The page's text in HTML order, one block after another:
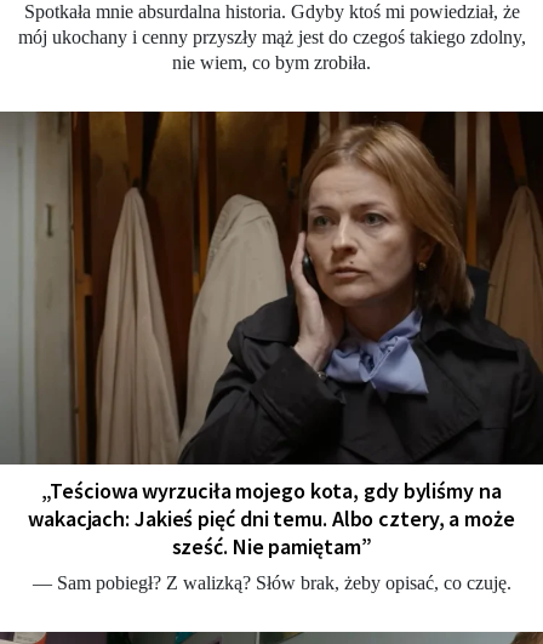
Spotkała mnie absurdalna historia. Gdyby ktoś mi powiedział, że
mój ukochany i cenny przyszły mąż jest do czegoś takiego zdolny,
nie wiem, co bym zrobiła.
„Teściowa wyrzuciła mojego kota, gdy byliśmy na
wakacjach: Jakieś pięć dni temu. Albo cztery, a może
sześć. Nie pamiętam”
— Sam pobiegł? Z walizką? Słów brak, żeby opisać, co czuję.